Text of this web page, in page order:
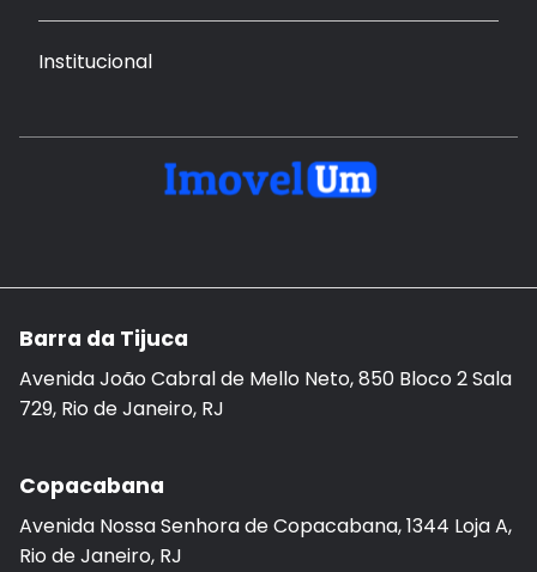
Institucional
Barra da Tijuca
Avenida João Cabral de Mello Neto, 850 Bloco 2 Sala
729, Rio de Janeiro, RJ
Copacabana
Avenida Nossa Senhora de Copacabana, 1344 Loja A,
Rio de Janeiro, RJ